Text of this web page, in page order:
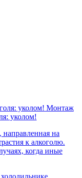
Монтаж
уколом!
направленная на
к алкоголю.
когда иные